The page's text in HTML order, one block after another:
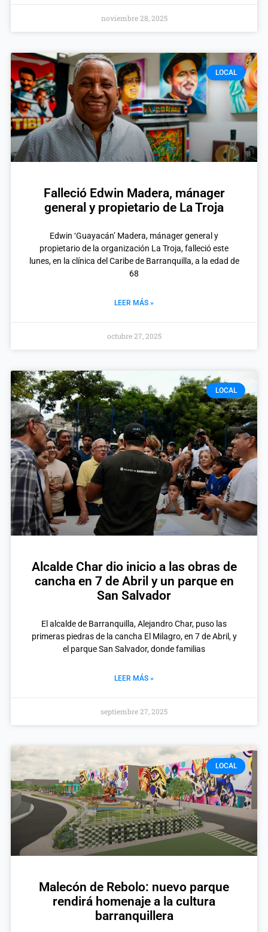
noviembre 28, 2025
LOCAL
Falleció Edwin Madera, mánager
general y propietario de La Troja
Edwin ‘Guayacán’ Madera, mánager general y
propietario de la organización La Troja, falleció este
lunes, en la clínica del Caribe de Barranquilla, a la edad de
68
LEER MÁS »
octubre 27, 2025
LOCAL
Alcalde Char dio inicio a las obras de
cancha en 7 de Abril y un parque en
San Salvador
El alcalde de Barranquilla, Alejandro Char, puso las
primeras piedras de la cancha El Milagro, en 7 de Abril, y
el parque San Salvador, donde familias
LEER MÁS »
septiembre 27, 2025
LOCAL
Malecón de Rebolo: nuevo parque
rendirá homenaje a la cultura
barranquillera